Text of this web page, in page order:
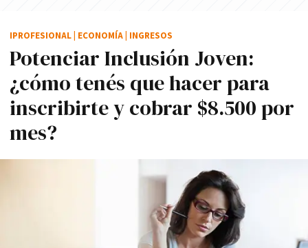
Potenciar Inclusión Joven:
¿cómo tenés que hacer para
inscribirte y cobrar $8.500 por
mes?
IPROFESIONAL ECONOMÍA INGRESOS